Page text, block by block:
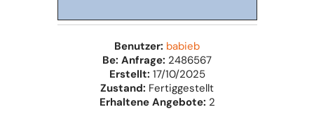
Benutzer: babieb
Be: Anfrage: 2486567
Erstellt: 17/10/2025
Zustand: Fertiggestellt
Erhaltene Angebote: 2